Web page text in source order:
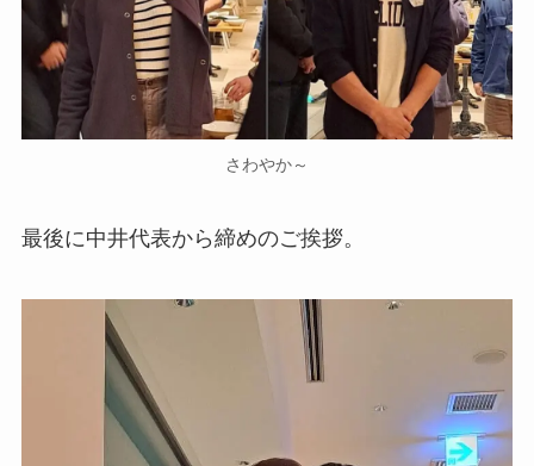
さわやか～
最後に中井代表から締めのご挨拶。